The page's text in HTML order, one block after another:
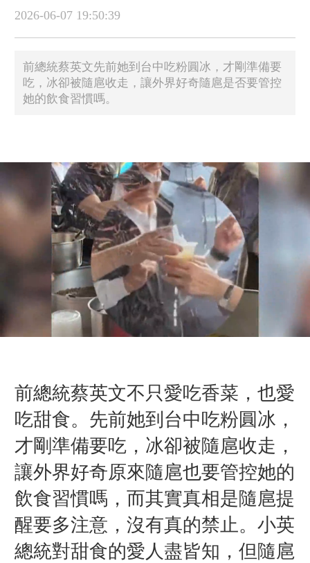
2026-06-07 19:50:39
前總統蔡英文先前她到台中吃粉圓冰，才剛準備要
吃，冰卻被隨扈收走，讓外界好奇隨扈是否要管控
她的飲食習慣嗎。
前總統蔡英文不只愛吃香菜，也愛
吃甜食。先前她到台中吃粉圓冰，
才剛準備要吃，冰卻被隨扈收走，
讓外界好奇原來隨扈也要管控她的
飲食習慣嗎，而其實真相是隨扈提
醒要多注意，沒有真的禁止。 小英
總統對甜食的愛人盡皆知，但隨扈